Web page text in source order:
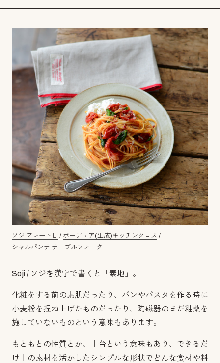
ソジ プレートＬ / ボーデュア(生成)キッチンクロス /
シャルパンテ テーブルフォーク
Soji / ソジを漢字で書くと「素地」。
化粧をする前の素肌だったり、パンやパスタを作る時に
小麦粉を捏ね上げたものだったり、陶磁器のまだ釉薬を
施していないものという意味もあります。
もともとの性質とか、土台という意味もあり、できるだ
け土の素材を活かしたシンプルな形状でどんな食材や料